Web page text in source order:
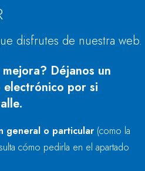
disfrutes de nuestra web.
Déjanos un
electrónico por si
general o particular (como la
cómo pedirla en el apartado